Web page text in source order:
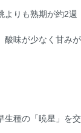
よりも熟期が約2週
酸味が少なく甘みが
生種の「暁星」を交